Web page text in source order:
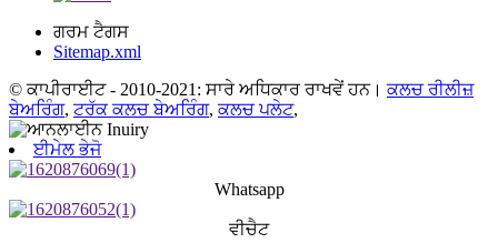
ਗਰਮ ਟੈਗਸ
Sitemap.xml
© ਕਾਪੀਰਾਈਟ - 2010-2021: ਸਾਰੇ ਅਧਿਕਾਰ ਰਾਖਵੇਂ ਹਨ। ਕਲਚ ਰੀਲੀਜ਼
ਬੇਅਰਿੰਗ, ਟਰੱਕ ਕਲਚ ਬੇਅਰਿੰਗ,ਕਲਚ ਪਲੇਟ,
ਈਮੇਲ ਭੇਜੋ
Whatsapp
ਵੀਚੈਟ